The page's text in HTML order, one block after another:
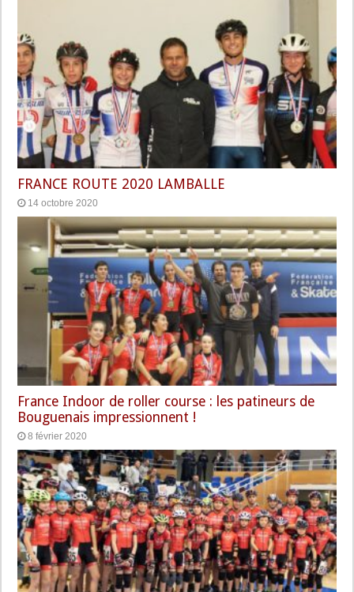
FRANCE ROUTE 2020 LAMBALLE
14 octobre 2020
France Indoor de roller course : les patineurs de
Bouguenais impressionnent !
8 février 2020